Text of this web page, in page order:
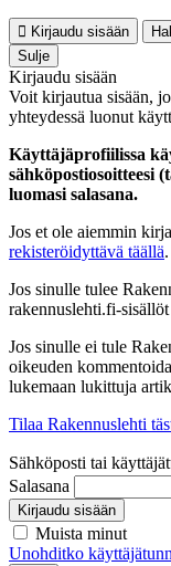
Kirjaudu sisään
Sulje
Kirjaudu sisään
Voit kirjautua sisään,
yhteydessä luonut
Käyttäjäprofiilissa
sähköpostiosoitteesi
luomasi salasana.
Jos et ole aiemmin
rekisteröidyttävä täällä.
Jos sinulle tulee
rakennuslehti.fi-
Jos sinulle ei tule
oikeuden
lukemaan lukittuja
Tilaa Rakennuslehti
Sähköposti tai
Salasana
Kirjaudu sisään
Muista minut
Unohditko